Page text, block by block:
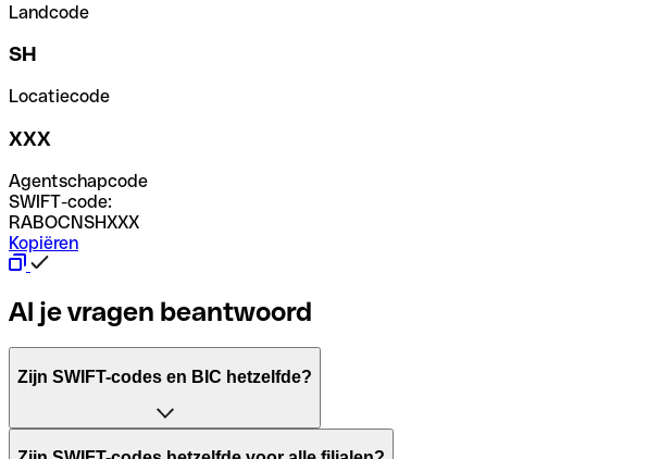
Landcode
SH
Locatiecode
XXX
Agentschapcode
SWIFT-code:
RABOCNSHXXX
Kopiëren
Al je vragen beantwoord
Zijn SWIFT-codes en BIC hetzelfde?